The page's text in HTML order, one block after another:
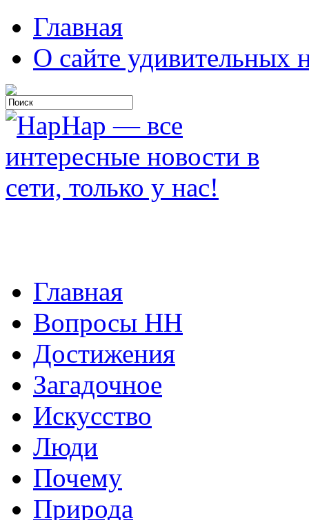
Главная
О сайте удивительных
Главная
Вопросы HH
Достижения
Загадочное
Искусство
Люди
Почему
Природа